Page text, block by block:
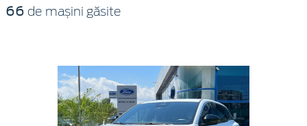
66 de mașini găsite